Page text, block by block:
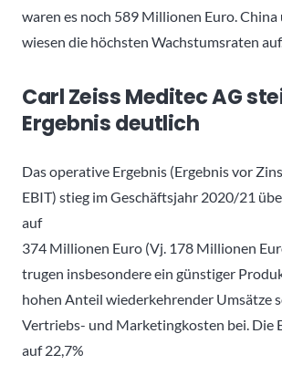
waren es noch 589 Millionen Euro. China
wiesen die höchsten Wachstumsraten
Carl Zeiss Meditec AG
Ergebnis deutlich
Das operative Ergebnis (Ergebnis vor
EBIT) stieg im Geschäftsjahr 2020/21
auf
374 Millionen Euro (Vj. 178 Millionen
trugen insbesondere ein günstiger
hohen Anteil wiederkehrender Umsätze
Vertriebs- und Marketingkosten bei. Die
auf 22,7%